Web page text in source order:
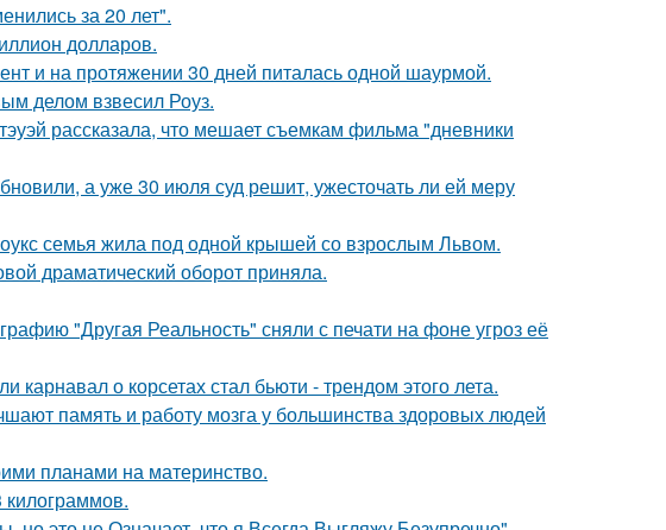
за 20 лет".
долларов.
и на протяжении 30 дней питалась одной шаурмой.
делом взвесил Роуз.
рассказала, что мешает съемкам фильма "дневники
а уже 30 июля суд решит, ужесточать ли ей меру
семья жила под одной крышей со взрослым Львом.
драматический оборот приняла.
"Другая Реальность" сняли с печати на фоне угроз её
о корсетах стал бьюти - трендом этого лета.
память и работу мозга у большинства здоровых людей
планами на материнство.
килограммов.